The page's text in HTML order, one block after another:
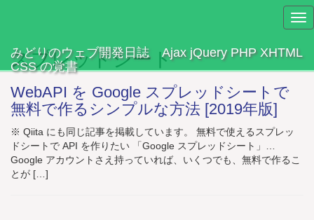
みどりのウェブ開発日誌 Ajax jQuery PHP XHTML
CSS の覚書
スプレッドシート
WebAPI を Google スプレッドシートで
無料で作るシンプルな方法 [2019年版]
※ Qiita にも同じ記事を掲載しています。 無料で使えるスプレッ
ドシートで API を作りたい 「Google スプレッドシート」…
Google アカウントさえ持っていれば、いくつでも、無料で作るこ
とが […]